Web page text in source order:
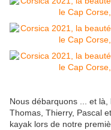
Nous débarquons ... et
Thomas, Thierry, Pascal
kayak lors de notre